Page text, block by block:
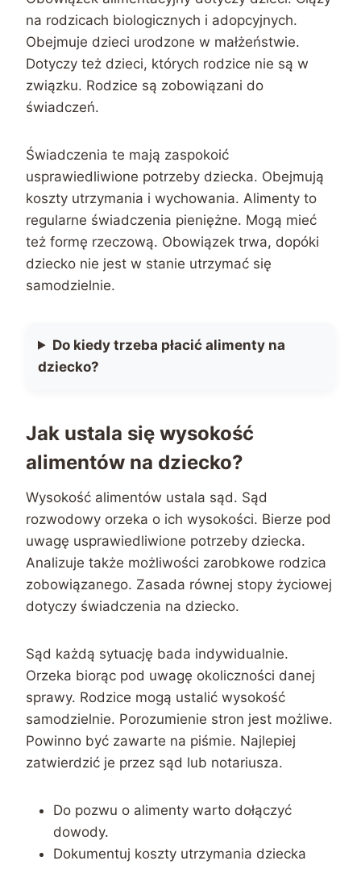
na rodzicach biologicznych i adopcyjnych.
Obejmuje dzieci urodzone w małżeństwie.
Dotyczy też dzieci, których rodzice nie są w
związku. Rodzice są zobowiązani do
świadczeń.
Świadczenia te mają zaspokoić
usprawiedliwione potrzeby dziecka. Obejmują
koszty utrzymania i wychowania. Alimenty to
regularne świadczenia pieniężne. Mogą mieć
też formę rzeczową. Obowiązek trwa, dopóki
dziecko nie jest w stanie utrzymać się
samodzielnie.
Do kiedy trzeba płacić alimenty na
dziecko?
Jak ustala się wysokość
alimentów na dziecko?
Wysokość alimentów ustala sąd. Sąd
rozwodowy orzeka o ich wysokości. Bierze pod
uwagę usprawiedliwione potrzeby dziecka.
Analizuje także możliwości zarobkowe rodzica
zobowiązanego. Zasada równej stopy życiowej
dotyczy świadczenia na dziecko.
Sąd każdą sytuację bada indywidualnie.
Orzeka biorąc pod uwagę okoliczności danej
sprawy. Rodzice mogą ustalić wysokość
samodzielnie. Porozumienie stron jest możliwe.
Powinno być zawarte na piśmie. Najlepiej
zatwierdzić je przez sąd lub notariusza.
Do pozwu o alimenty warto dołączyć
dowody.
Dokumentuj koszty utrzymania dziecka